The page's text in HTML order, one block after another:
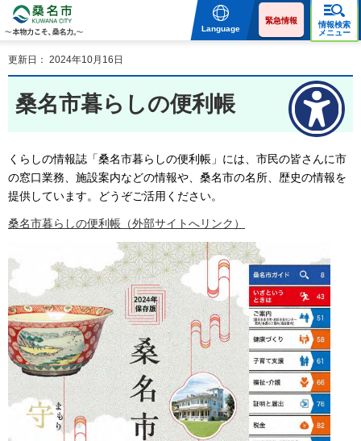
物力こそ、桑名力。
Language
緊急情報
情報検索
メニュー
更新日： 2024年10月16日
桑名市暮らしの便利帳
くらしの情報誌「桑名市暮らしの便利帳」には、市民の皆さんに市
の窓口業務、施設案内などの情報や、桑名市の名所、歴史の情報を
提供しています。どうぞご活用ください。
桑名市暮らしの便利帳（外部サイトへリンク）